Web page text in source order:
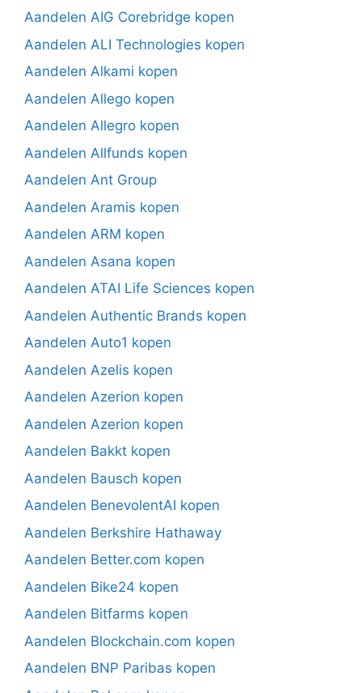
Aandelen AIG Corebridge kopen
Aandelen ALI Technologies kopen
Aandelen Alkami kopen
Aandelen Allego kopen
Aandelen Allegro kopen
Aandelen Allfunds kopen
Aandelen Ant Group
Aandelen Aramis kopen
Aandelen ARM kopen
Aandelen Asana kopen
Aandelen ATAI Life Sciences kopen
Aandelen Authentic Brands kopen
Aandelen Auto1 kopen
Aandelen Azelis kopen
Aandelen Azerion kopen
Aandelen Azerion kopen
Aandelen Bakkt kopen
Aandelen Bausch kopen
Aandelen BenevolentAI kopen
Aandelen Berkshire Hathaway
Aandelen Better.com kopen
Aandelen Bike24 kopen
Aandelen Bitfarms kopen
Aandelen Blockchain.com kopen
Aandelen BNP Paribas kopen